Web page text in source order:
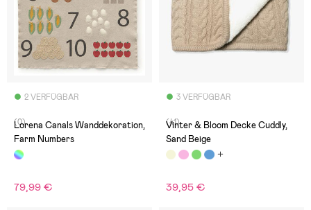
2 VERFÜGBAR
(0)
Lorena Canals Wanddekoration,
Farm Numbers
79,99 €
3 VERFÜGBAR
(41)
Vinter & Bloom Decke Cuddly,
Sand Beige
39,95 €